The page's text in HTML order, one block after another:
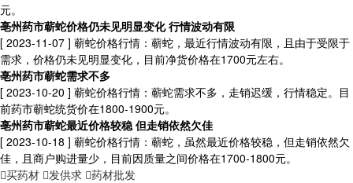
元。
亳州药市蕲蛇价格仍未见明显变化 行情波动有限
[ 2023-11-07 ] 蕲蛇价格行情：蕲蛇，最近行情波动有限，且由于受限于
需求，价格仍未见明显变化，目前净货价格在1700元左右。
亳州药市蕲蛇需求不多
[ 2023-10-20 ] 蕲蛇价格行情：蕲蛇需求不多，走销迟缓，行情稳定。目
前药市蕲蛇统货价在1800-1900元。
亳州药市蕲蛇最近价格较稳 但走销依然欠佳
[ 2023-10-18 ] 蕲蛇价格行情：蕲蛇，虽然最近价格较稳，但走销依然欠
佳，且商户购进量少，目前因质量之间价格在1700-1800元。
买药材 发供求 药材批发